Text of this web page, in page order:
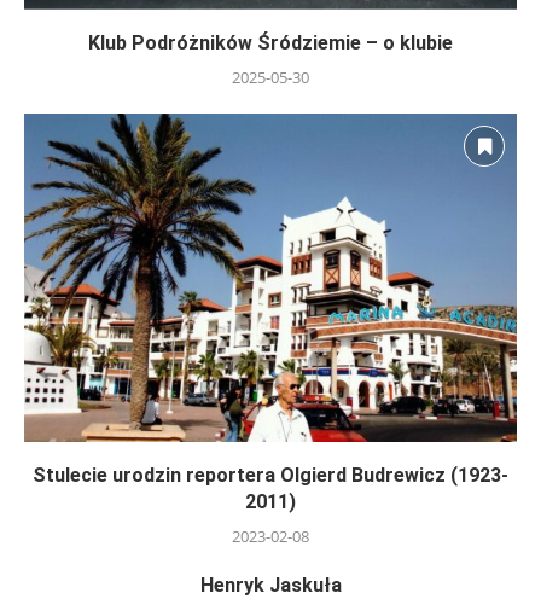
Klub Podróżników Śródziemie – o klubie
2025-05-30
Stulecie urodzin reportera Olgierd Budrewicz (1923-
2011)
2023-02-08
Henryk Jaskuła